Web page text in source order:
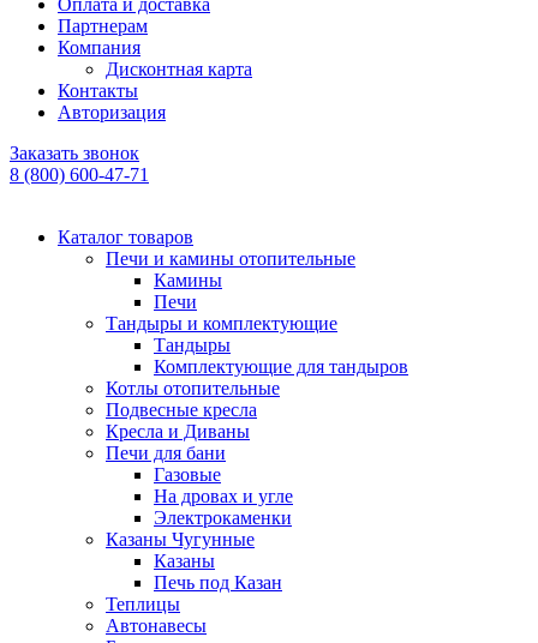
Оплата и доставка
Партнерам
Компания
Дисконтная карта
Контакты
Авторизация
Заказать звонок
8 (800) 600-47-71
Каталог товаров
Печи и камины отопительные
Камины
Печи
Тандыры и комплектующие
Тандыры
Комплектующие для тандыров
Котлы отопительные
Подвесные кресла
Кресла и Диваны
Печи для бани
Газовые
На дровах и угле
Электрокаменки
Казаны Чугунные
Казаны
Печь под Казан
Теплицы
Автонавесы